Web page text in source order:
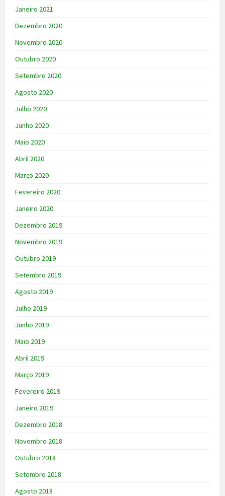
Janeiro 2021
Dezembro 2020
Novembro 2020
Outubro 2020
Setembro 2020
Agosto 2020
Julho 2020
Junho 2020
Maio 2020
Abril 2020
Março 2020
Fevereiro 2020
Janeiro 2020
Dezembro 2019
Novembro 2019
Outubro 2019
Setembro 2019
Agosto 2019
Julho 2019
Junho 2019
Maio 2019
Abril 2019
Março 2019
Fevereiro 2019
Janeiro 2019
Dezembro 2018
Novembro 2018
Outubro 2018
Setembro 2018
Agosto 2018